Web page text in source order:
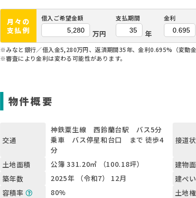
月々の
支払例
借入ご希望金額
万円
支払期間
年
金利
※みなと銀行／借入金5,280万円、返済期間35年、金利0.695%（変動
※審査により金利は変わる可能性があります。
物件概要
交通
神鉄粟生線 西鈴蘭台駅 バス5分
乗車 バス停星和台口 まで 徒歩4
分
接道
土地面積 公簿 331.20㎡ （100.18坪） 建物
築年数
2025年 （令和7） 12月 建ぺ
容積率
80% 土地